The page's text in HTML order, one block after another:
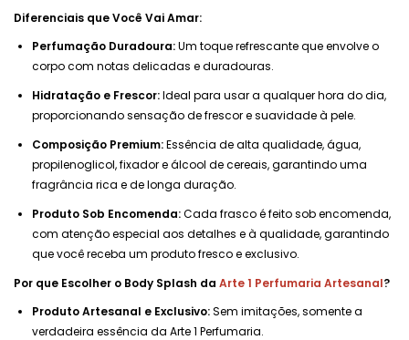
Diferenciais que Você Vai Amar:
Perfumação Duradoura:Um toque refrescante que envolve o
corpo com notas delicadas e duradouras.
Hidratação e Frescor:Ideal para usar a qualquer hora do dia,
proporcionando sensação de frescor e suavidade à pele.
Composição Premium:Essência de alta qualidade, água,
propilenoglicol, fixador e álcool de cereais, garantindo uma
fragrância rica e de longa duração.
Produto Sob Encomenda:Cada frasco é feito sob encomenda,
com atenção especial aos detalhes e à qualidade, garantindo
que você receba um produto fresco e exclusivo.
Por que Escolher o Body Splash da Arte 1 Perfumaria Artesanal?
Produto Artesanal e Exclusivo:Sem imitações, somente a
verdadeira essência da Arte 1 Perfumaria.